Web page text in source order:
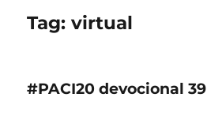
Tag:virtual
#PACI20 devocional 39